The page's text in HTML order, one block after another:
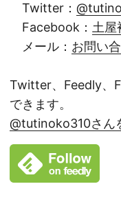
Twitter：
Facebook： 土
メール： お問い
Twitter、Feedly、
できます。
@tutinoko310さん